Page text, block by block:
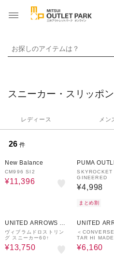
お探しのアイテムは？
スニーカー・スリッポ
レディース メン
26 件
New Balance
CM996 SI2
¥11,396
PUMA
GINEERED
¥4,998
まとめ割
UNITED ARROWS O
UTLET
ヴィブラムドロストリン
グ スニーカー60↑
¥13,750
UNITED
UTLET
＜
TAR HI
N ライム/スニ
¥6,160